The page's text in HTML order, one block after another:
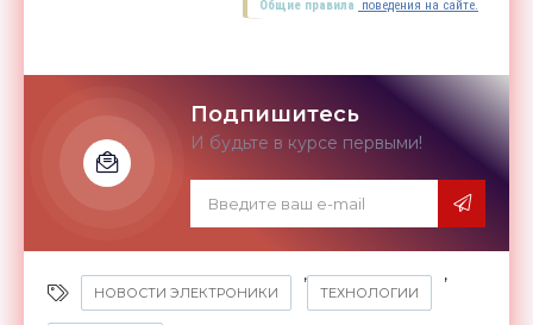
Общие правила поведения на сайте.
Подпишитесь
И будьте в курсе первыми!
НОВОСТИ ЭЛЕКТРОНИКИ
,
ТЕХНОЛОГИИ
,